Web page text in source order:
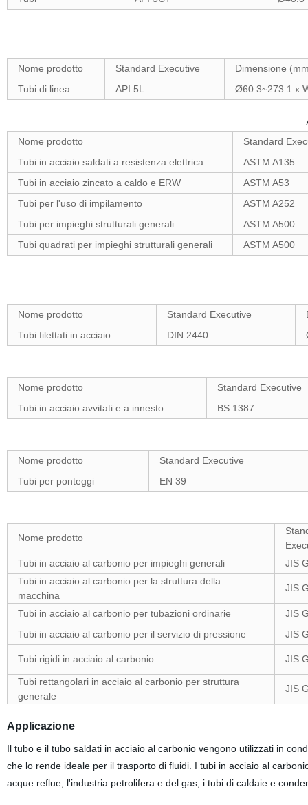
Nome prodotto Standard Executive
Dimensione
Tubi di linea
API 5L Ø60.3~273.1 x
Nome prodotto
Standard
Tubi in acciaio saldati a resistenza elettrica
ASTM A135
Tubi in acciaio zincato a caldo e ERW
ASTM A53
Tubi per l'uso di impilamento
ASTM A252
Tubi per impieghi strutturali generali
ASTM A500
Tubi quadrati per impieghi strutturali generali
ASTM A500
Nome prodotto Standard Executive
Tubi filettati in acciaio
DIN 2440
Nome prodotto
Standard Executive
Tubi in acciaio avvitati e a innesto
BS 1387
Nome prodotto
Standard Executive
Tubi per ponteggi
EN 39
Nome prodotto
Tubi in acciaio al carbonio per impieghi generali
JIS
Tubi in acciaio al carbonio per la struttura della
macchina
JIS
Tubi in acciaio al carbonio per tubazioni ordinarie
JIS
Tubi in acciaio al carbonio per il servizio di pressione
JIS
Tubi rigidi in acciaio al carbonio JIS
Tubi rettangolari in acciaio al carbonio per struttura
generale
JIS
Applicazione
Il tubo e il tubo saldati in acciaio al carbonio vengono utilizzati in
che lo rende ideale per il trasporto di fluidi. I tubi in acciaio al
acque reflue, l'industria petrolifera e del gas, i tubi di caldaie e